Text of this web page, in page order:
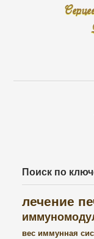
Поиск по
лечение
вес иммунная